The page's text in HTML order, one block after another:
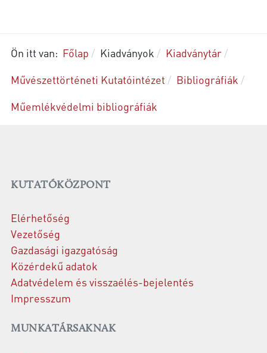
Ön itt van: Főlap Kiadványok
Kiadványtár
Művészettörténeti Kutatóintézet
Bibliográfiák
Műemlékvédelmi bibliográfiák
KUTATÓKÖZPONT
Elérhetőség
Vezetőség
Gazdasági igazgatóság
Közérdekű adatok
Adatvédelem és visszaélés-bejelentés
Impresszum
MUNKATÁRSAKNAK